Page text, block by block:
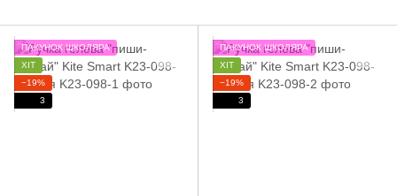
ПАКУНОК ШКОЛЯРА
ХІТ
−19%
3
ПАКУНОК ШКОЛЯРА
ХІТ
−19%
3